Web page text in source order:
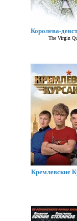
Королева-
The Virgin
Кремлевские